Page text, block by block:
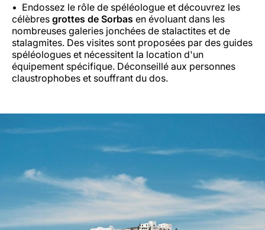
Endossez le rôle de spéléologue et découvrez les
célèbres grottes de Sorbas en évoluant dans les
nombreuses galeries jonchées de stalactites et de
stalagmites. Des visites sont proposées par des guides
spéléologues et nécessitent la location d'un
équipement spécifique. Déconseillé aux personnes
claustrophobes et souffrant du dos.